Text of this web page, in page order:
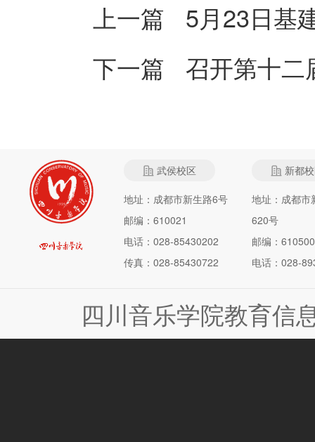
上一篇 5月23日基
下一篇 召开第十二
武侯校区
地址：成都市新生路6号
邮编：610021
电话：028-85430202
传真：028-85430722
新都
地址：成都市
620号
邮编：610500
电话：028-
四川音乐学院教育